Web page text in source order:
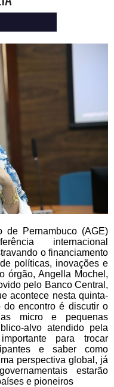
de Pernambuco (AGE)
internacional
o financiamento
políticas, inovações e
órgão, Angella Mochel,
pelo Banco Central,
acontece nesta quinta-
do encontro é discutir o
micro e pequenas
alvo atendido pela
para trocar
e saber como
perspectiva global, já
estarão
e pioneiros